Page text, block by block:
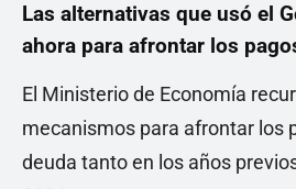
Las alternativas que usó el
ahora para afrontar los
El Ministerio de Economía
mecanismos para afrontar los
deuda tanto en los años